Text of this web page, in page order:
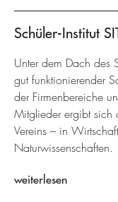
Schüler-Institut
Unter dem Dach des
gut funktionierender
der Firmenbereiche
Mitglieder ergibt sich
Vereins – in
Naturwissenschaften.
weiterlesen